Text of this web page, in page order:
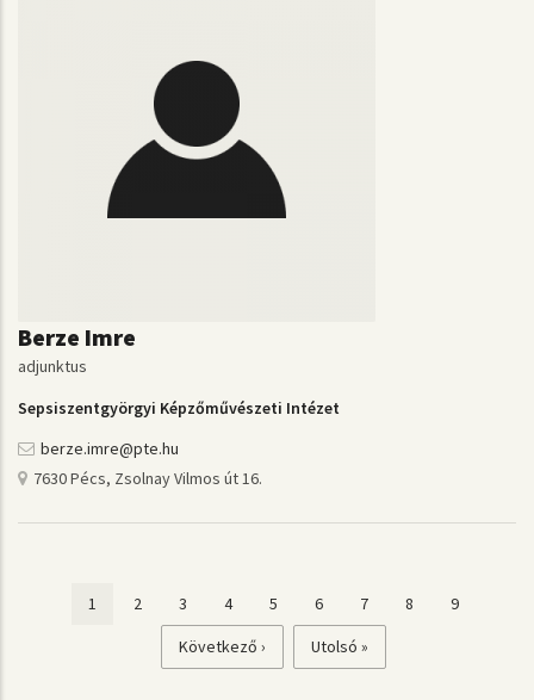
Berze Imre
adjunktus
Sepsiszentgyörgyi Képzőművészeti Intézet
berze.imre@pte.hu
7630 Pécs, Zsolnay Vilmos út 16.
Oldalszámozás
Jelenlegi
1 Page
2 Page
3 Page
4 Page
5 Page
6 Page
7 Page
8 Page
9
Következő
oldal
Következő ›
Utolsó
oldal
Utolsó »